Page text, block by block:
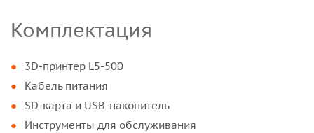
Комплектация
3D-принтер L5-500
Кабель питания
SD-карта и USB-накопитель
Инструменты для обслуживания